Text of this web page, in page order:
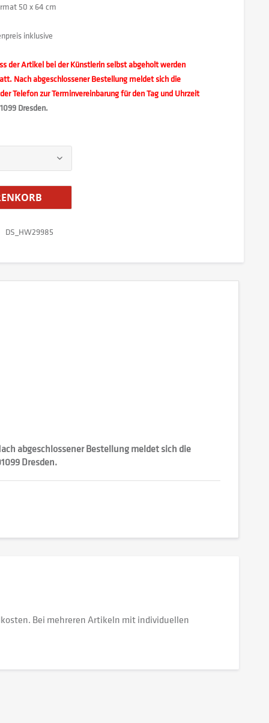
50 x 64 cm
inklusive
der Artikel bei der Künstlerin selbst abgeholt werden
Nach abgeschlossener Bestellung meldet sich die
Telefon zur Terminvereinbarung für den Tag und Uhrzeit
Dresden.
DS_HW29985
abgeschlossener Bestellung meldet sich die
Dresden.
Bei mehreren Artikeln mit individuellen